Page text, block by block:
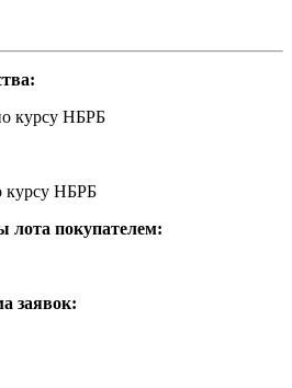
курсу НБРБ
курсу НБРБ
лота покупателем:
заявок: